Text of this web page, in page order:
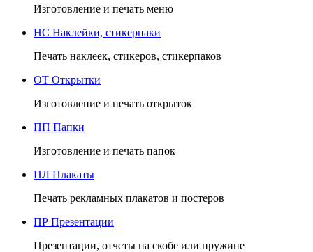
Изготовление и печать меню
НС Наклейки, стикерпаки
Печать наклеек, стикеров, стикерпаков
ОТ Открытки
Изготовление и печать открыток
ПП Папки
Изготовление и печать папок
ПЛ Плакаты
Печать рекламных плакатов и постеров
ПР Презентации
Презентации, отчеты на скобе или пружине